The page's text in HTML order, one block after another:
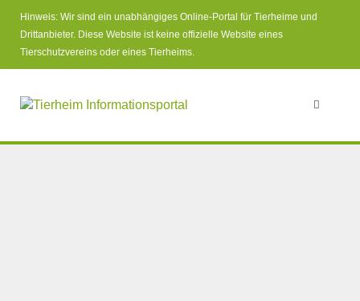
Hinweis: Wir sind ein unabhängiges Online-Portal für Tierheime und
Drittanbieter. Diese Website ist keine offizielle Website eines
Tierschutzvereins oder eines Tierheims.